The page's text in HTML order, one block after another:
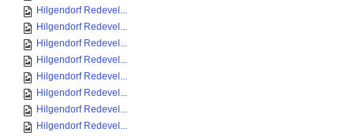
Hilgendorf Redevel...
Hilgendorf Redevel...
Hilgendorf Redevel...
Hilgendorf Redevel...
Hilgendorf Redevel...
Hilgendorf Redevel...
Hilgendorf Redevel...
Hilgendorf Redevel...